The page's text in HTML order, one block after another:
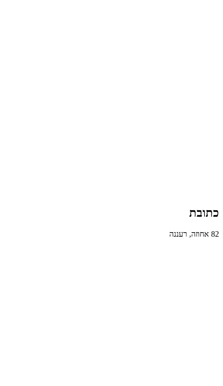
כתובת
82 אחוזה, רעננה